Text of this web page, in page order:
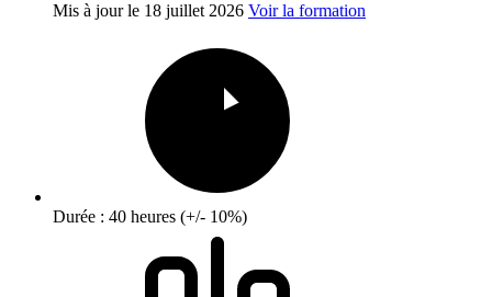
Mis à jour le 18 juillet 2026 Voir la formation
Durée : 40 heures (+/- 10%)